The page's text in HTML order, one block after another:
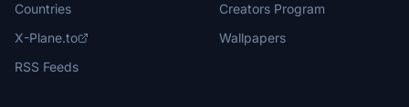
Countries
X-Plane.to
RSS Feeds
Creators Program
Wallpapers